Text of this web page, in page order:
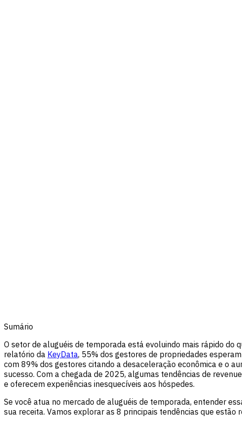
Sumário
O setor de aluguéis de temporada está evoluindo mais rápido do
relatório da KeyData, 55% dos gestores de propriedades
com 89% dos gestores citando a desaceleração econômica e o
sucesso. Com a chegada de 2025, algumas tendências de
e oferecem experiências inesquecíveis aos hóspedes.
Se você atua no mercado de aluguéis de temporada, entender
sua receita. Vamos explorar as 8 principais tendências que